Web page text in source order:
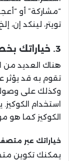
“مشاركة” أو
تويتر، لينكد إن،
3. خياراتك بخصوص الكوكيز
هناك العديد من
تقوم به قد
وكذلك على
استخدام
الكوكيز كما هو
خياراتك عبر
يمكنك تكوين